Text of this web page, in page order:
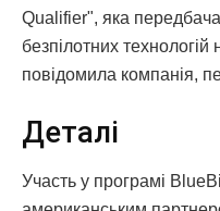
Qualifier", яка
безпілотних
повідомила компанія,
Деталі
Участь у програмі